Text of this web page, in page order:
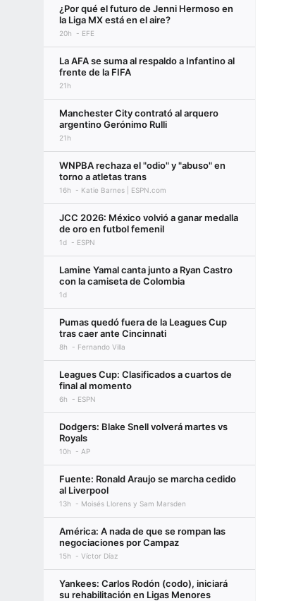
¿Por qué el futuro de Jenni Hermoso en
la Liga MX está en el aire?
20h EFE
La AFA se suma al respaldo a Infantino al
frente de la FIFA
21h
Manchester City contrató al arquero
argentino Gerónimo Rulli
21h
WNPBA rechaza el "odio" y "abuso" en
torno a atletas trans
16h Katie Barnes | ESPN.com
JCC 2026: México volvió a ganar medalla
de oro en futbol femenil
1d ESPN
Lamine Yamal canta junto a Ryan Castro
con la camiseta de Colombia
1d
Pumas quedó fuera de la Leagues Cup
tras caer ante Cincinnati
8h Fernando Villa
Leagues Cup: Clasificados a cuartos de
final al momento
6h ESPN
Dodgers: Blake Snell volverá martes vs
Royals
10h AP
Fuente: Ronald Araujo se marcha cedido
al Liverpool
13h Moisés Llorens y Sam Marsden
América: A nada de que se rompan las
negociaciones por Campaz
15h Víctor Díaz
Yankees: Carlos Rodón (codo), iniciará
su rehabilitación en Ligas Menores